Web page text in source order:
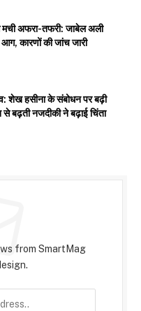
अफरा-तफरी: जाबेल अली
कारणों की जांच जारी
शेख हसीना के संबोधन पर बढ़ी
बढ़ती नजदीकी ने बढ़ाई चिंता
from SmartMag